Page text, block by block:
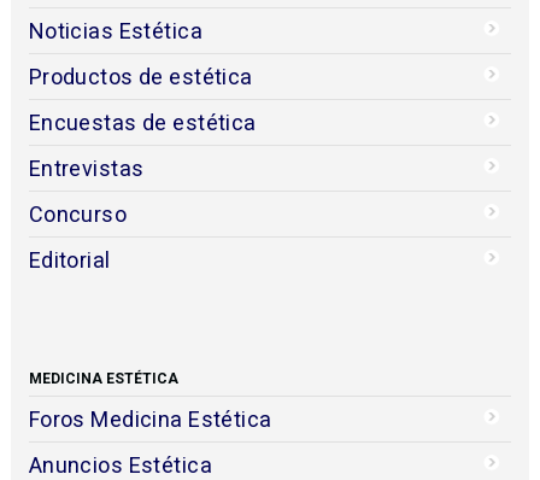
Noticias Estética
Productos de estética
Encuestas de estética
Entrevistas
Concurso
Editorial
MEDICINA ESTÉTICA
Foros Medicina Estética
Anuncios Estética